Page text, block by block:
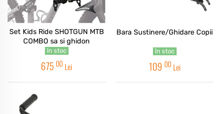
Set Kids Ride SHOTGUN MTB
COMBO sa si ghidon
în stoc
675 00 Lei
Bara Sustinere/Ghidare Copii
în stoc
109 00 Lei